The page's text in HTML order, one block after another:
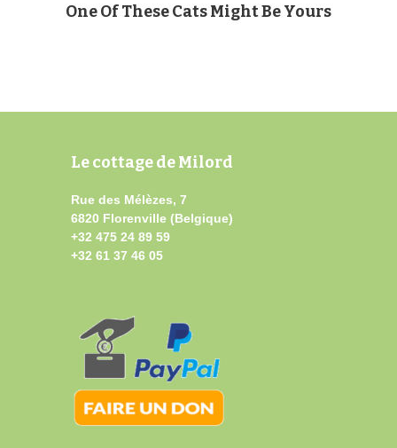
One Of These Cats Might Be Yours
Le cottage de Milord
Rue des Mélèzes, 7
6820 Florenville (Belgique)
+32 475 24 89 59
+32 61 37 46 05